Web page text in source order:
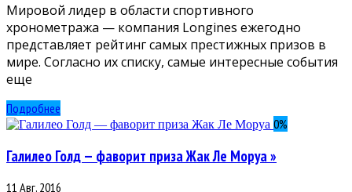
Мировой лидер в области спортивного
хронометража — компания Longines ежегодно
представляет рейтинг самых престижных призов в
мире. Согласно их списку, самые интересные события
еще
Подробнее
0%
Галилео Голд — фаворит приза Жак Ле Моруа »
11 Авг, 2016